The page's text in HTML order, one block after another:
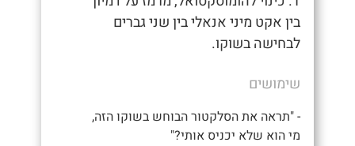
בין אקט מיני אנאלי בין שני גברים
לבחישה בשוקו.
שימושים
- "תראה את הסלקטור הבוחש בשוקו הזה,
מי הוא שלא יכניס אותי?"